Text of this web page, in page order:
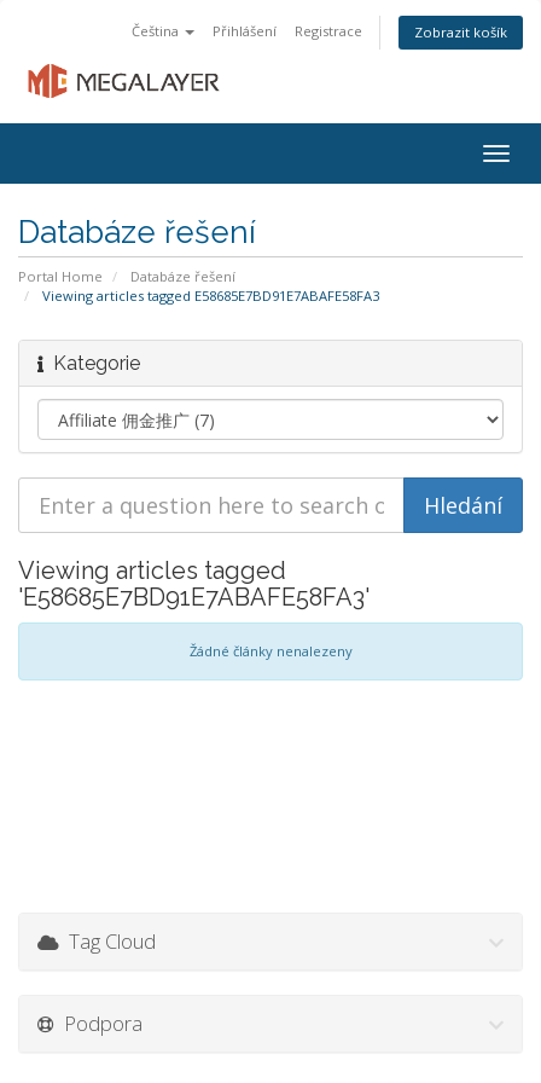
Čeština Přihlášení Registrace Zobrazit košík
Databáze řešení
Portal Home
Databáze řešení
Viewing articles tagged E58685E7BD91E7ABAFE58FA3
Kategorie
Viewing articles tagged
'E58685E7BD91E7ABAFE58FA3'
Žádné články nenalezeny
Tag Cloud
Podpora